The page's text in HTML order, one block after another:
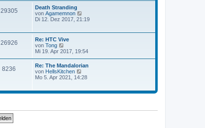
B
t
a
s
t
e
r
e
i
r
a
g
29305
Death Stranding
von Agamemnon
e
e
r
B
e
t
a
g
Di 12. Dez 2017, 21:19
26926
Re: HTC Vive
von Tong
e
s
t
e
B
t
Mi 19. Apr 2017, 19:54
8236
Re: The Mandalorian
von HellsKitchen
e
s
r
Mo 5. Apr 2021, 14:28